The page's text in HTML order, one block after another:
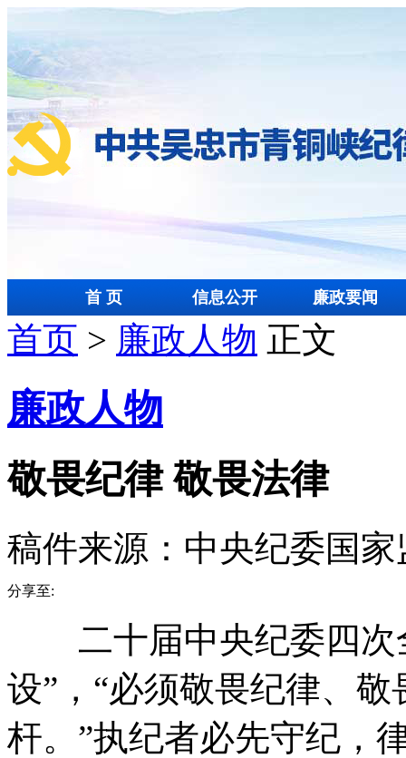
首 页 信息公开 廉政要闻
首页 > 廉政人物 正文
廉政人物
敬畏纪律 敬畏法律
稿件来源：中央纪委国
分享至:
二十届中央纪委四次
设”，“必须敬畏纪律、
杆。”执纪者必先守纪，